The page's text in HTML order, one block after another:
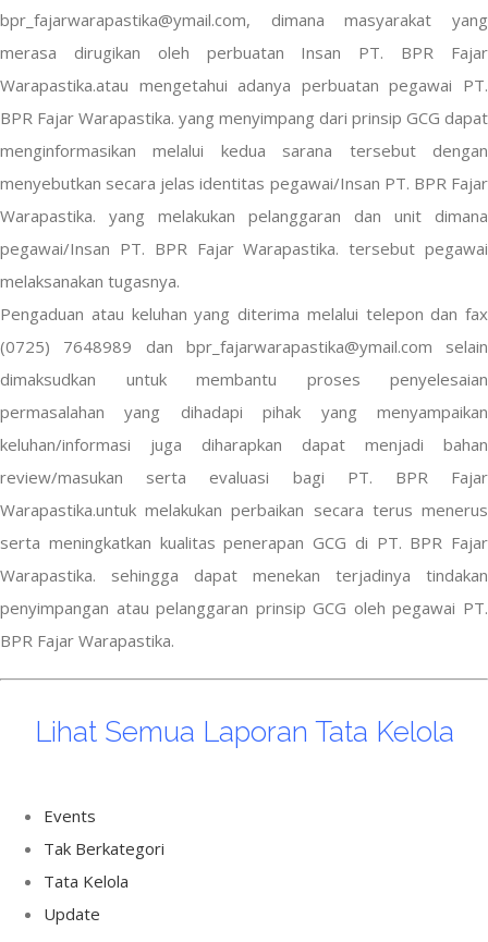
bpr_fajarwarapastika@ymail.com, dimana masyarakat yang
merasa dirugikan oleh perbuatan Insan PT. BPR Fajar
Warapastika.atau mengetahui adanya perbuatan pegawai PT.
BPR Fajar Warapastika. yang menyimpang dari prinsip GCG dapat
menginformasikan melalui kedua sarana tersebut dengan
menyebutkan secara jelas identitas pegawai/Insan PT. BPR Fajar
Warapastika. yang melakukan pelanggaran dan unit dimana
pegawai/Insan PT. BPR Fajar Warapastika. tersebut pegawai
melaksanakan tugasnya.
Pengaduan atau keluhan yang diterima melalui telepon dan fax
(0725) 7648989 dan bpr_fajarwarapastika@ymail.com selain
dimaksudkan untuk membantu proses penyelesaian
permasalahan yang dihadapi pihak yang menyampaikan
keluhan/informasi juga diharapkan dapat menjadi bahan
review/masukan serta evaluasi bagi PT. BPR Fajar
Warapastika.untuk melakukan perbaikan secara terus menerus
serta meningkatkan kualitas penerapan GCG di PT. BPR Fajar
Warapastika. sehingga dapat menekan terjadinya tindakan
penyimpangan atau pelanggaran prinsip GCG oleh pegawai PT.
BPR Fajar Warapastika.
Lihat Semua Laporan Tata Kelola
Events
Tak Berkategori
Tata Kelola
Update